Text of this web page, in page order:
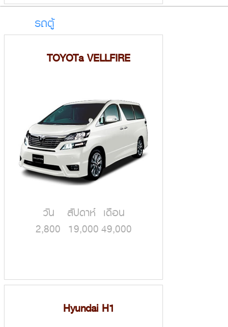
รถตู้
TOYOTa VELLFIRE
วัน สัปดาห์ เดือน
2,800 19,000 49,000
Hyundai H1